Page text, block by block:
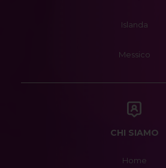
Islanda
Messico
CHI SIAMO
Home